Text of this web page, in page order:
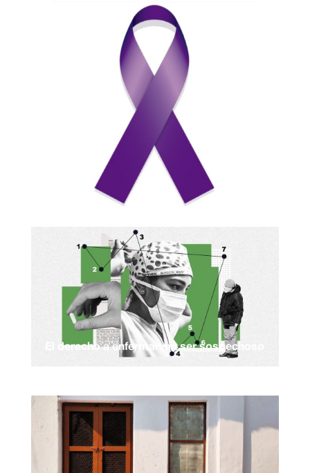
El derecho a enfermar sin ser sospechoso